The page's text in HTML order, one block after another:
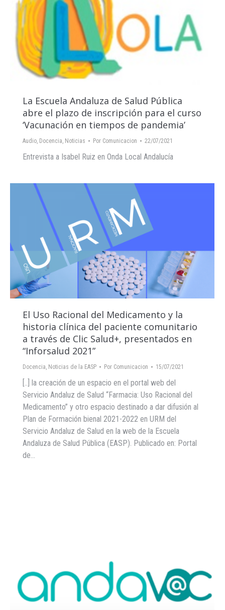
La Escuela Andaluza de Salud Pública
abre el plazo de inscripción para el curso
‘Vacunación en tiempos de pandemia’
Audio, Docencia, Noticias Por Comunicacion 22/07/2021
Entrevista a Isabel Ruiz en Onda Local Andalucía
El Uso Racional del Medicamento y la
historia clínica del paciente comunitario
a través de Clic Salud+, presentados en
“Inforsalud 2021”
Docencia, Noticias de la EASP Por Comunicacion 15/07/2021
[..] la creación de un espacio en el portal web del
Servicio Andaluz de Salud “Farmacia: Uso Racional del
Medicamento” y otro espacio destinado a dar difusión al
Plan de Formación bienal 2021-2022 en URM del
Servicio Andaluz de Salud en la web de la Escuela
Andaluza de Salud Pública (EASP). Publicado en: Portal
de…